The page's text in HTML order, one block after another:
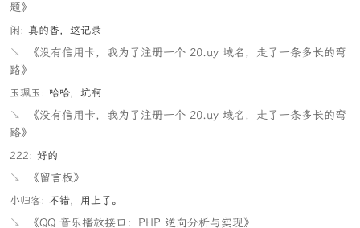
题》
闲: 真的香，这记录
↘
《没有信用卡，我为了注册一个 20.uy 域名，走了一条多长的弯
路》
玉珮玉: 哈哈，坑啊
↘
《没有信用卡，我为了注册一个 20.uy 域名，走了一条多长的弯
路》
222: 好的
↘ 《留言板》
小归客: 不错，用上了。
↘ 《QQ 音乐播放接口：PHP 逆向分析与实现》